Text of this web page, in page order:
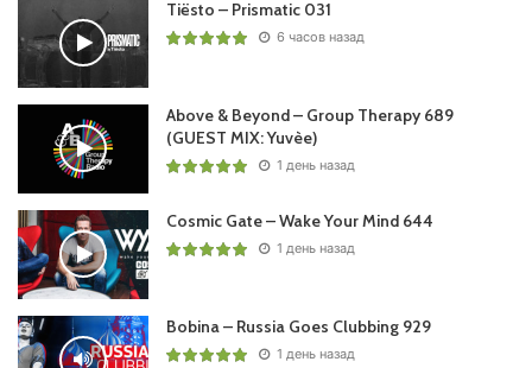
Пользовательская оценка:Будь первым !
Tiësto – Prismatic 031
6 часов назад
Above & Beyond – Group Therapy 689
(GUEST MIX: Yuvèe)
1 день назад
Cosmic Gate – Wake Your Mind 644
1 день назад
Bobina – Russia Goes Clubbing 929
1 день назад